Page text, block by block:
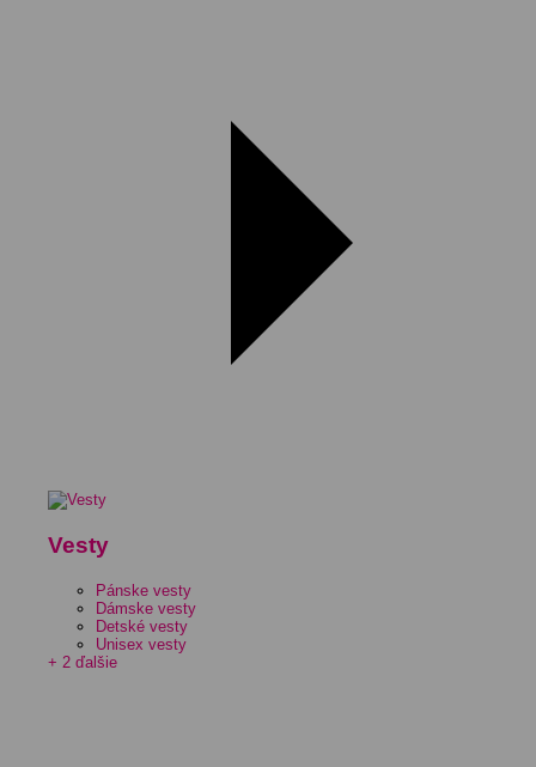
Vesty
Pánske vesty
Dámske vesty
Detské vesty
Unisex vesty
+ 2 ďalšie